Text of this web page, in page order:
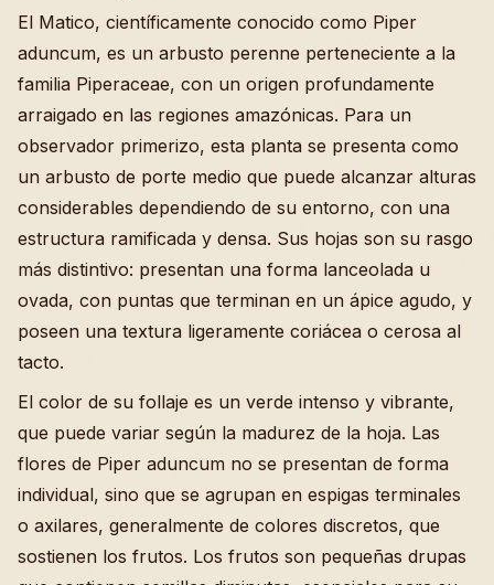
El Matico, científicamente conocido como Piper
aduncum, es un arbusto perenne perteneciente a la
familia Piperaceae, con un origen profundamente
arraigado en las regiones amazónicas. Para un
observador primerizo, esta planta se presenta como
un arbusto de porte medio que puede alcanzar alturas
considerables dependiendo de su entorno, con una
estructura ramificada y densa. Sus hojas son su rasgo
más distintivo: presentan una forma lanceolada u
ovada, con puntas que terminan en un ápice agudo, y
poseen una textura ligeramente coriácea o cerosa al
tacto.
El color de su follaje es un verde intenso y vibrante,
que puede variar según la madurez de la hoja. Las
flores de Piper aduncum no se presentan de forma
individual, sino que se agrupan en espigas terminales
o axilares, generalmente de colores discretos, que
sostienen los frutos. Los frutos son pequeñas drupas